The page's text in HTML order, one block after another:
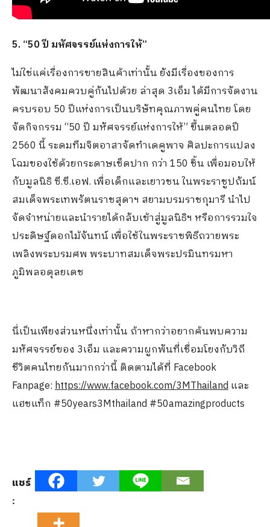
5. “50 ปี มหัศจรรย์แห่งการให้”
ไม่ใช่แค่เรื่องการขายสินค้าเท่านั้น ยังมีเรื่องของการ
พัฒนาสังคมควบคู่กันไปด้วย ล่าสุด 3เอ็ม ได้มีการจัดงาน
ครบรอบ 50 ปีแห่งการเป็นบริษัทคุณภาพคู่คนไทย โดย
จัดกิจกรรม “50 ปี มหัศจรรย์แห่งการให้” ขึ้นตลอดปี
2560 นี้ ระดมทีมจิตอาสาจัดทำเดคูพาจ ศิลปะการแปลง
โฉมของใช้ด้วยกระดาษเช็ดปาก กว่า 150 ชิ้น เพื่อมอบให้
กับมูลนิธิ ซี.ซี.เอฟ. เพื่อเด็กและเยาวชน ในพระราชูปถัมน์
สมเด็จพระเทพรัตนราชสุดาฯ สยามบรมราชกุมารี นำไป
จัดจำหน่ายและนำรายได้กลับเข้าสู่มูลนิธิฯ หรือการรวมใจ
ประดิษฐ์ดอกไม้จันทน์ เพื่อใช้ในพระราชพิธีถวายพระ
เพลิงพระบรมศพ พระบาทสมเด็จพระปรมินทรมหา
ภูมิพลอดุลยเดช
นี่เป็นเพียงส่วนหนึ่งเท่านั้น ถ้าหากว่าอยากค้นพบความ
มหัศจรรย์ของ 3เอ็ม และความผูกพันที่เชื่อมโยงกับวิถี
ชีวิตคนไทยกันมากกว่านี้ ติดตามได้ที่ Facebook
Fanpage:https://www.facebook.com/3MThailandและ
แฮชแท็ก #50years3Mthailand #50amazingproducts
แชร์
: